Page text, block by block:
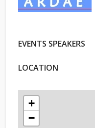
EVENTS SPEAKERS
LOCATION
+
−